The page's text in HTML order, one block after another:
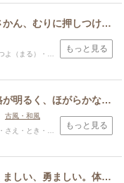
スポンサードリンク
きょう、つよい。勢いがさかん、むりに押しつける、しいる、数量を表す名詞などについて、端数を切り捨てた数字を指す。
あつ・かつ・こわ・すね・たけ・つとむ・つよ・つよし
もっと見る
ほがらか。あきらか。性格が明るく、ほがらかな様。曇り、にごりのない美しい様子。素直、わだかまりがなく、心が澄んでいる。高らか、高らかに。よく通る声、はっきりしている様子。
古風・和風
・とき・あきら
もっと見る
すこやか、丈夫、強くたくましい、勇ましい。体が丈夫、元気が良い。丈夫にする。力が強い。したたか、強くしっかりしている。はなはだしく、ひどく。たけている、能力がある。